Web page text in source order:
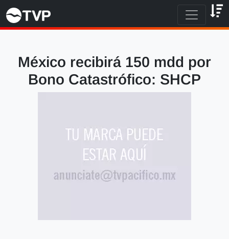
México recibirá 150 mdd por
Bono Catastrófico: SHCP